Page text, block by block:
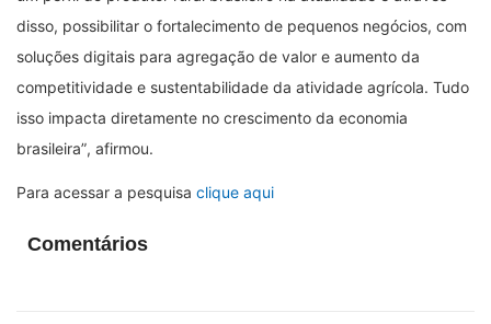
disso, possibilitar o fortalecimento de pequenos negócios, com
soluções digitais para agregação de valor e aumento da
competitividade e sustentabilidade da atividade agrícola. Tudo
isso impacta diretamente no crescimento da economia
brasileira”, afirmou.
Para acessar a pesquisa clique aqui
Comentários